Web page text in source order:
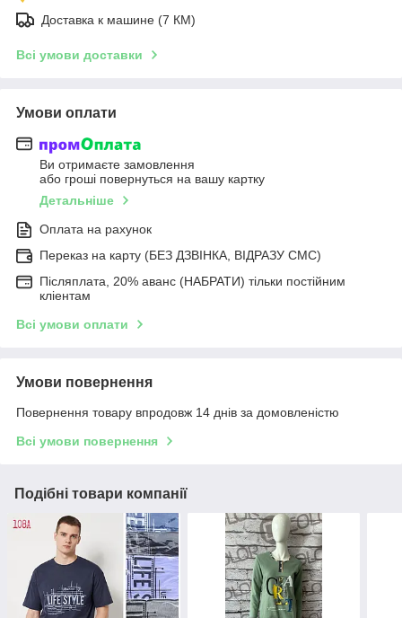
Доставка к машине (7 КМ)
Всі умови доставки
Умови оплати
Ви отримаєте замовлення
або гроші повернуться на вашу картку
Детальніше
Оплата на рахунок
Переказ на карту (БЕЗ ДЗВІНКА, ВІДРАЗУ СМС)
Післяплата, 20% аванс (НАБРАТИ) тільки постійним
кліентам
Всі умови оплати
Умови повернення
Повернення товару впродовж 14 днів за домовленістю
Всі умови повернення
Подібні товари компанії